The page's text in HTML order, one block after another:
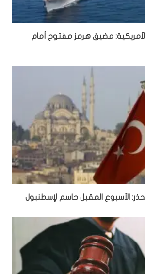
الأمريكية: مضيق هرمز مفتوح أمام
الأسبوع المقبل حاسم لإسطنبول